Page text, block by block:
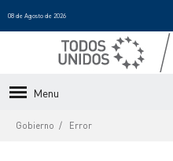
08 de Agosto de 2026
Menu
Gobierno Error